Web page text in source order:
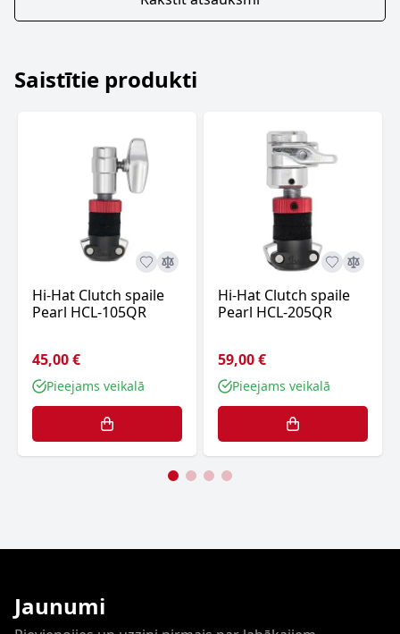
Saistītie produkti
Hi-Hat Clutch spaile
Pearl HCL-105QR
45,00 €
Pieejams veikalā
Hi-Hat Clutch spaile
Pearl HCL-205QR
59,00 €
Pieejams veikalā
Jaunumi